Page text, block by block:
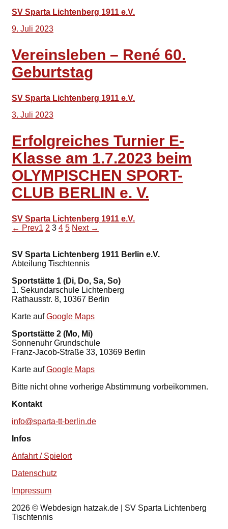
SV Sparta Lichtenberg 1911 e.V.
9. Juli 2023
Vereinsleben – René 60.
Geburtstag
SV Sparta Lichtenberg 1911 e.V.
3. Juli 2023
Erfolgreiches Turnier E-
Klasse am 1.7.2023 beim
OLYMPISCHEN SPORT-
CLUB BERLIN e. V.
SV Sparta Lichtenberg 1911 e.V.
← Prev1 2 3 4 5 Next →
SV Sparta Lichtenberg 1911 Berlin e.V.
Abteilung Tischtennis
Sportstätte 1 (Di, Do, Sa, So)
1. Sekundarschule Lichtenberg
Rathausstr. 8, 10367 Berlin
Karte aufGoogle Maps
Sportstätte 2 (Mo, Mi)
Sonnenuhr Grundschule
Franz-Jacob-Straße 33, 10369 Berlin
Karte aufGoogle Maps
Bitte nicht ohne vorherige Abstimmung vorbeikommen.
Kontakt
info@sparta-tt-berlin.de
Infos
Anfahrt / Spielort
Datenschutz
Impressum
2026 © Webdesign hatzak.de | SV Sparta Lichtenberg
Tischtennis